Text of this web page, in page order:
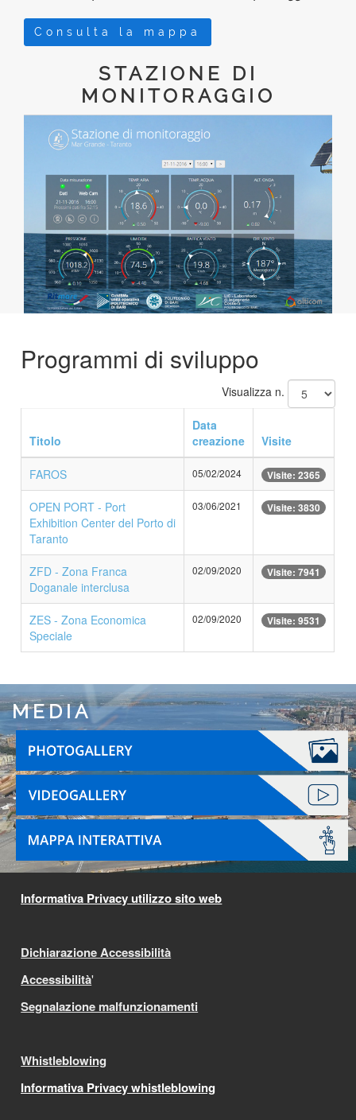
Consulta la mappa
STAZIONE DI
MONITORAGGIO
Programmi di sviluppo
Visualizza n.
Titolo
Data
creazione
Visite
FAROS 05/02/2024 Visite: 2365
OPEN PORT - Port
Exhibition Center del Porto di
Taranto
03/06/2021 Visite: 3830
ZFD - Zona Franca
Doganale interclusa
02/09/2020 Visite: 7941
ZES - Zona Economica
Speciale
02/09/2020 Visite: 9531
MEDIA
Informativa Privacy utilizzo sito web
Dichiarazione Accessibilità
Accessibilità'
Segnalazione malfunzionamenti
Whistleblowing
Informativa Privacy whistleblowing